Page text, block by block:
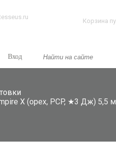
Корзина
Вход
X (орех, PCP, ★3 Дж) 5,5